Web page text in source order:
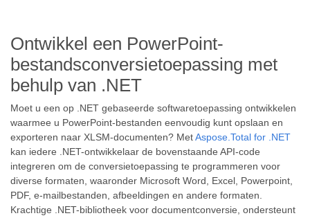
Ontwikkel een PowerPoint-
bestandsconversietoepassing met
behulp van .NET
Moet u een op .NET gebaseerde softwaretoepassing ontwikkelen
waarmee u PowerPoint-bestanden eenvoudig kunt opslaan en
exporteren naar XLSM-documenten? MetAspose.Total for .NET
kan iedere .NET-ontwikkelaar de bovenstaande API-code
integreren om de conversietoepassing te programmeren voor
diverse formaten, waaronder Microsoft Word, Excel, Powerpoint,
PDF, e-mailbestanden, afbeeldingen en andere formaten.
Krachtige .NET-bibliotheek voor documentconversie, ondersteunt